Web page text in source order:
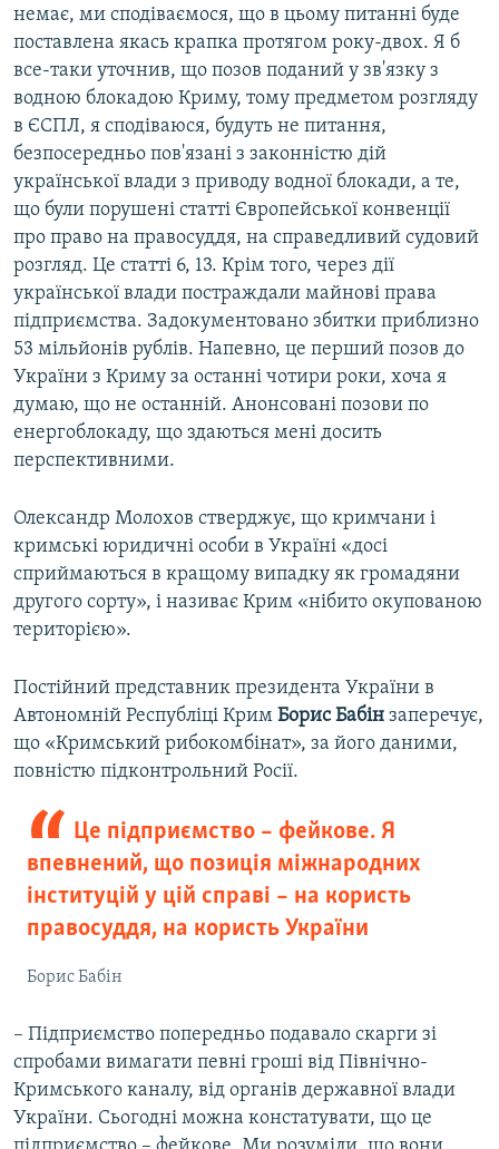
немає, ми сподіваємося, що в цьому питанні буде
поставлена якась крапка протягом року-двох. Я б
все-таки уточнив, що позов поданий у зв'язку з
водною блокадою Криму, тому предметом розгляду
в ЄСПЛ, я сподіваюся, будуть не питання,
безпосередньо пов'язані з законністю дій
української влади з приводу водної блокади, а те,
що були порушені статті Європейської конвенції
про право на правосуддя, на справедливий судовий
розгляд. Це статті 6, 13. Крім того, через дії
української влади постраждали майнові права
підприємства. Задокументовано збитки приблизно
53 мільйонів рублів. Напевно, це перший позов до
України з Криму за останні чотири роки, хоча я
думаю, що не останній. Анонсовані позови по
енергоблокаду, що здаються мені досить
перспективними.
Олександр Молохов стверджує, що кримчани і
кримські юридичні особи в Україні «досі
сприймаються в кращому випадку як громадяни
другого сорту», і називає Крим «нібито окупованою
територією».
Постійний представник президента України в
Автономній Республіці Крим Борис Бабін заперечує,
що «Кримський рибокомбінат», за його даними,
повністю підконтрольний Росії.
Це підприємство – фейкове. Я
впевнений, що позиція міжнародних
інституцій у цій справі – на користь
правосуддя, на користь України
Борис Бабін
– Підприємство попередньо подавало скарги зі
спробами вимагати певні гроші від Північно-
Кримського каналу, від органів державної влади
України. Сьогодні можна констатувати, що це